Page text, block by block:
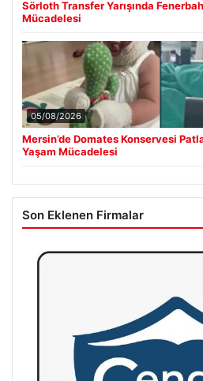
Sörloth Transfer Yarışında
Mücadelesi
05/08/2026
Mersin’de Domates Konservesi
Yaşam Mücadelesi
Son Eklenen Firmalar